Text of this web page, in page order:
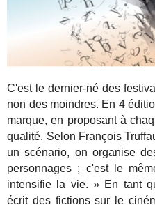
C'est le dernier-né des
non des moindres. En 4
marque, en proposant à
qualité. Selon François
un scénario, on organise
personnages ; c'est le
intensifie la vie. » En tant
écrit des fictions sur le